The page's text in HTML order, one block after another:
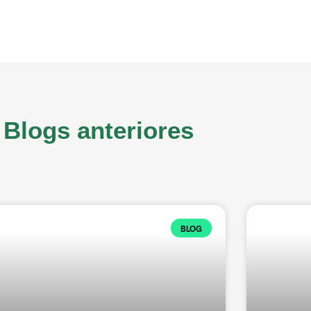
Blogs anteriores
BLOG